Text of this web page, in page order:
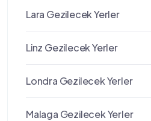
Lara Gezilecek Yerler
Linz Gezilecek Yerler
Londra Gezilecek Yerler
Malaga Gezilecek Yerler